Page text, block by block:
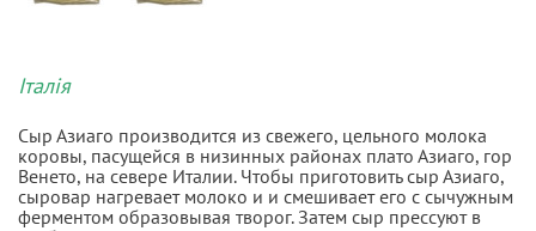
Італія
Сыр Азиаго производится из свежего, цельного молока
коровы, пасущейся в низинных районах плато Азиаго, гор
Венето, на севере Италии. Чтобы приготовить сыр Азиаго,
сыровар нагревает молоко и и смешивает его с сычужным
ферментом образовывая творог. Затем сыр прессуют в